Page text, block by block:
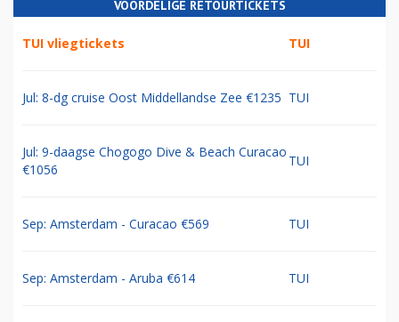
VOORDELIGE RETOURTICKETS
TUI vliegtickets TUI
Jul: 8-dg cruise Oost Middellandse Zee €1235 TUI
Jul: 9-daagse Chogogo Dive & Beach Curacao
€1056
TUI
Sep: Amsterdam - Curacao €569 TUI
Sep: Amsterdam - Aruba €614 TUI